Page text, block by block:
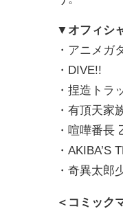
▼ オフィシ
・アニメガ
・DIVE!!
・捏造トラ
・有頂天家
・喧嘩番長
・AKIBA’S
・奇異太郎
＜コミック